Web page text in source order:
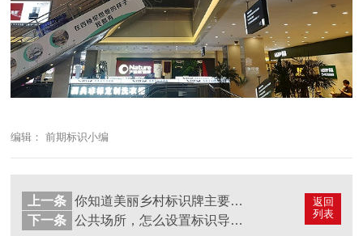
编辑： 前期标识小编
返回
列表
上一条
你知道美丽乡村标识牌主要分哪几类吗？
下一条
公共场所，怎么设置标识导向系统？